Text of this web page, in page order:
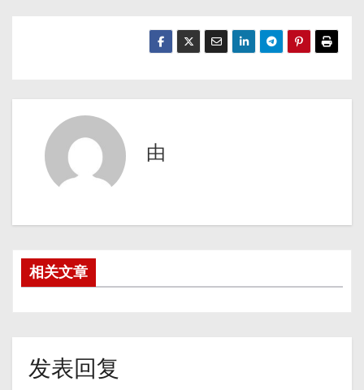
由
相关文章
发表回复